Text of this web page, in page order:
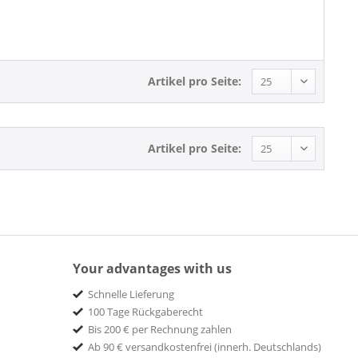
Ace Records - Kent
ALLIGATOR
American Pie
Arc Records
ARISTA
Artikel pro Seite:
Artikel pro Seite:
Your advantages with us
Schnelle Lieferung
100 Tage Rückgaberecht
Bis 200 € per Rechnung zahlen
Ab 90 € versandkostenfrei (innerh. Deutschlands)